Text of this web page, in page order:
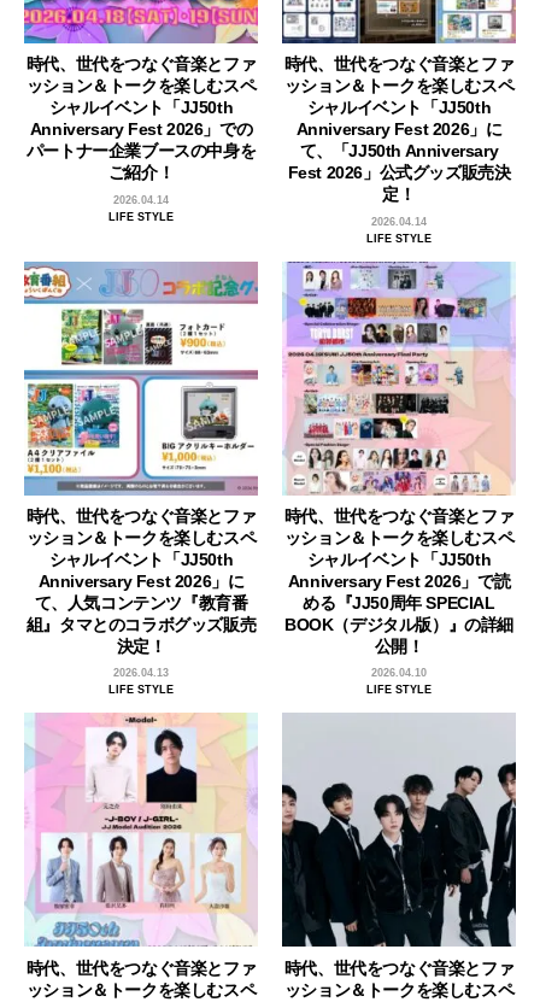
時代、世代をつなぐ音楽とファ
ッション＆トークを楽しむスペ
シャルイベント「JJ50th
Anniversary Fest 2026」での
パートナー企業ブースの中身を
ご紹介！
2026.04.14
LIFE STYLE
時代、世代をつなぐ音楽とファ
ッション＆トークを楽しむスペ
シャルイベント「JJ50th
Anniversary Fest 2026」に
て、「JJ50th Anniversary
Fest 2026」公式グッズ販売決
定！
2026.04.14
LIFE STYLE
時代、世代をつなぐ音楽とファ
ッション＆トークを楽しむスペ
シャルイベント「JJ50th
Anniversary Fest 2026」に
て、人気コンテンツ『教育番
組』タマとのコラボグッズ販売
決定！
2026.04.13
LIFE STYLE
時代、世代をつなぐ音楽とファ
ッション＆トークを楽しむスペ
シャルイベント「JJ50th
Anniversary Fest 2026」で読
める『JJ50周年 SPECIAL
BOOK（デジタル版）』の詳細
公開！
2026.04.10
LIFE STYLE
時代、世代をつなぐ音楽とファ
ッション＆トークを楽しむスペ
時代、世代をつなぐ音楽とファ
ッション＆トークを楽しむスペ